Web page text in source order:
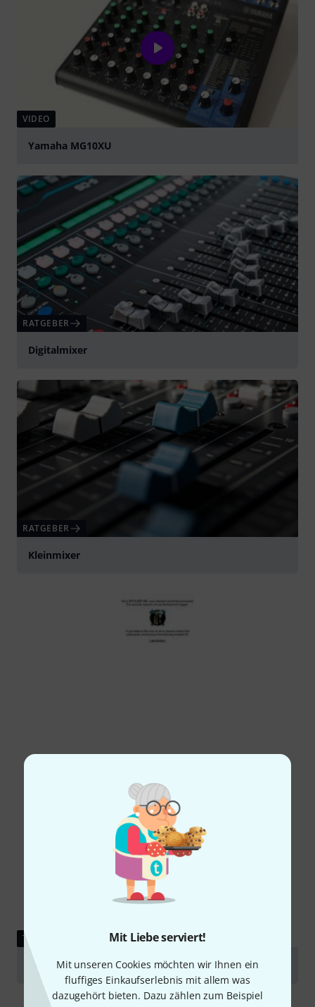
Mit Liebe serviert!
Mit unseren Cookies möchten wir Ihnen ein
fluffiges Einkaufserlebnis mit allem was
dazugehört bieten. Dazu zählen zum Beispiel
VIDEO
Yamaha MG10XU
RATGEBER
Digitalmixer
RATGEBER
Kleinmixer
TESTBERICHT
Testmarathon Live- und Kleinmixer